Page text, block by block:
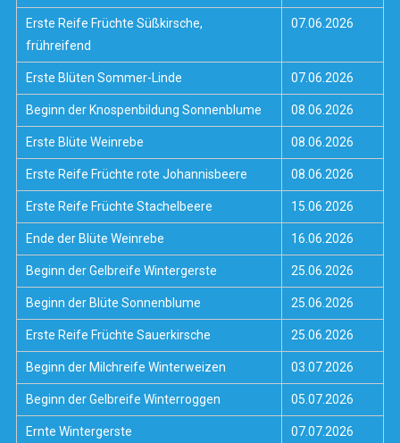
Erste Reife Früchte Süßkirsche,
frühreifend
07.06.2026
Erste Blüten Sommer-Linde 07.06.2026
Beginn der Knospenbildung Sonnenblume 08.06.2026
Erste Blüte Weinrebe 08.06.2026
Erste Reife Früchte rote Johannisbeere 08.06.2026
Erste Reife Früchte Stachelbeere 15.06.2026
Ende der Blüte Weinrebe 16.06.2026
Beginn der Gelbreife Wintergerste 25.06.2026
Beginn der Blüte Sonnenblume 25.06.2026
Erste Reife Früchte Sauerkirsche 25.06.2026
Beginn der Milchreife Winterweizen 03.07.2026
Beginn der Gelbreife Winterroggen 05.07.2026
Ernte Wintergerste 07.07.2026